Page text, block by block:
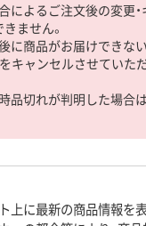
によるご注文後の変更・
ません。
に商品がお届けできな
キャンセルさせていた
品切れが判明した場合
上に最新の商品情報を